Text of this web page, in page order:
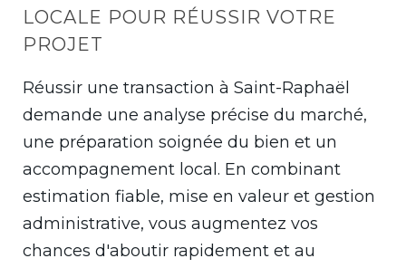
LOCALE POUR RÉUSSIR VOTRE
PROJET
Réussir une transaction à Saint-Raphaël
demande une analyse précise du marché,
une préparation soignée du bien et un
accompagnement local. En combinant
estimation fiable, mise en valeur et gestion
administrative, vous augmentez vos
chances d'aboutir rapidement et au